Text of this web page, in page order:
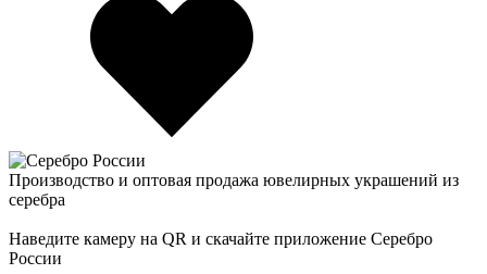
Производство и оптовая продажа ювелирных украшений из
серебра
Наведите камеру на QR и скачайте приложение Серебро
России